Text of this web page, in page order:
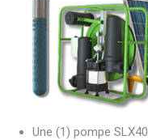
Une (1) pompe SLX40